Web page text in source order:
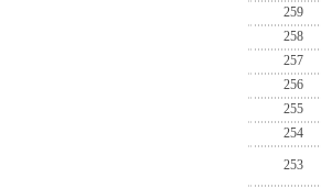
259
258
257
256
255
254
253